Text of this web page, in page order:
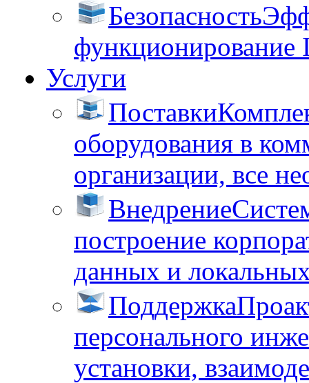
Безопасность
функционирование
Услуги
Поставки
оборудования в
организации, все
Внедрение
построение
данных и
Поддержка
персонального
установки,